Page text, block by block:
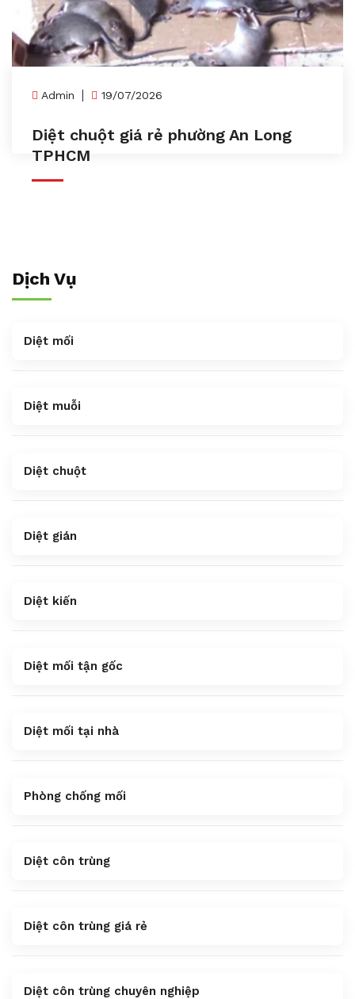
Admin 19/07/2026
Diệt chuột giá rẻ phường An Long
TPHCM
Dịch Vụ
Diệt mối
Diệt muỗi
Diệt chuột
Diệt gián
Diệt kiến
Diệt mối tận gốc
Diệt mối tại nhà
Phòng chống mối
Diệt côn trùng
Diệt côn trùng giá rẻ
Diệt côn trùng chuyên nghiệp